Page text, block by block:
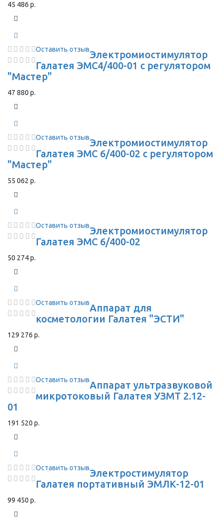
45 486 р.
Оставить отзывЭлектромиостимулятор
Галатея ЭМС4/400-01 с регулятором
"Мастер"
47 880 р.
Оставить отзывЭлектромиостимулятор
Галатея ЭМС 6/400-02 с регулятором
"Мастер"
55 062 р.
Оставить отзывЭлектромиостимулятор
Галатея ЭМС 6/400-02
50 274 р.
Оставить отзывАппарат для
косметологии Галатея "ЭСТИ"
129 276 р.
Оставить отзывАппарат ультразвуковой
микротоковый Галатея УЗМТ 2.12-
01
191 520 р.
Оставить отзывЭлектростимулятор
Галатея портативный ЭМЛК-12-01
99 450 р.